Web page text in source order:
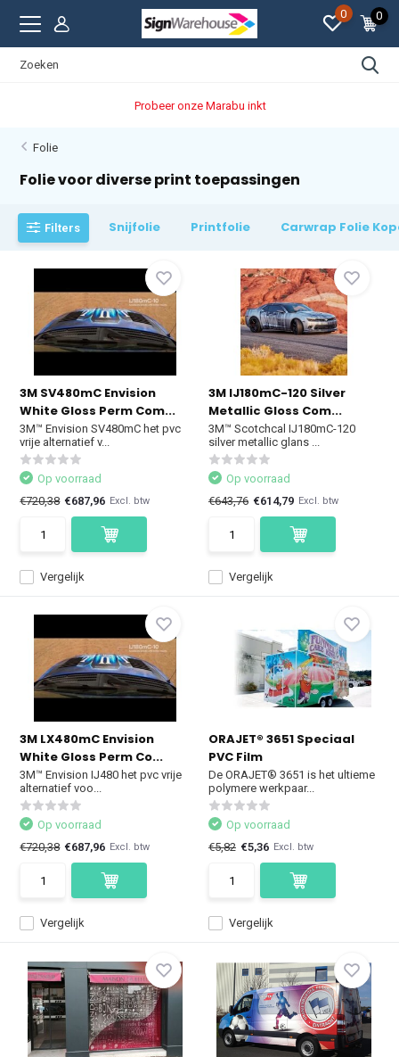
0 0
Probeer onze Marabu inkt
Folie
Folie voor diverse print toepassingen
Filters Snijfolie Printfolie Carwrap Folie
3M SV480mC Envision
White Gloss Perm Com...
3M™ Envision SV480mC het pvc
vrije alternatief v...
Vergelijk
Op voorraad
€720,38 €687,96 Excl. btw
3M IJ180mC-120 Silver
Metallic Gloss Com...
3M™ Scotchcal IJ180mC-120
silver metallic glans ...
Vergelijk
Op voorraad
€643,76 €614,79 Excl. btw
3M LX480mC Envision
White Gloss Perm Co...
3M™ Envision IJ480 het pvc vrije
alternatief voo...
Vergelijk
Op voorraad
€720,38 €687,96 Excl. btw
ORAJET® 3651 Speciaal
PVC Film
De ORAJET® 3651 is het ultieme
polymere werkpaar...
Vergelijk
Op voorraad
€5,82 €5,36 Excl. btw